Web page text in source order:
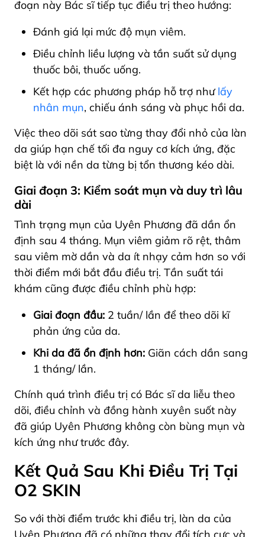
đoạn này Bác sĩ tiếp tục điều trị theo hướng:
Đánh giá lại mức độ mụn viêm.
Điều chỉnh liều lượng và tần suất sử dụng
thuốc bôi, thuốc uống.
Kết hợp các phương pháp hỗ trợ như lấy
nhân mụn, chiếu ánh sáng và phục hồi da.
Việc theo dõi sát sao từng thay đổi nhỏ của làn
da giúp hạn chế tối đa nguy cơ kích ứng, đặc
biệt là với nền da từng bị tổn thương kéo dài.
Giai đoạn 3: Kiểm soát mụn và duy trì lâu
dài
Tình trạng mụn của Uyên Phương đã dần ổn
định sau 4 tháng. Mụn viêm giảm rõ rệt, thâm
sau viêm mờ dần và da ít nhạy cảm hơn so với
thời điểm mới bắt đầu điều trị. Tần suất tái
khám cũng được điều chỉnh phù hợp:
Giai đoạn đầu: 2 tuần/ lần để theo dõi kĩ
phản ứng của da.
Khi da đã ổn định hơn: Giãn cách dần sang
1 tháng/ lần.
Chính quá trình điều trị có Bác sĩ da liễu theo
dõi, điều chỉnh và đồng hành xuyên suốt này
đã giúp Uyên Phương không còn bùng mụn và
kích ứng như trước đây.
Kết Quả Sau Khi Điều Trị Tại
O2 SKIN
So với thời điểm trước khi điều trị, làn da của